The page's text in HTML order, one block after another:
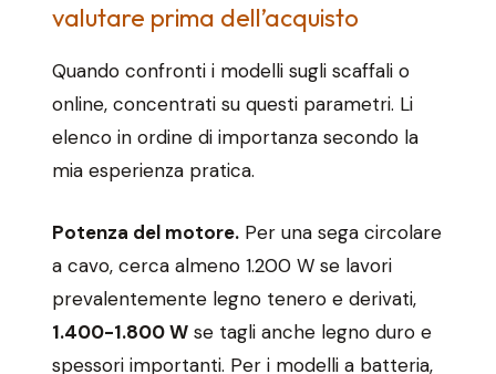
valutare prima dell’acquisto
Quando confronti i modelli sugli scaffali o
online, concentrati su questi parametri. Li
elenco in ordine di importanza secondo la
mia esperienza pratica.
Potenza del motore. Per una sega circolare
a cavo, cerca almeno 1.200 W se lavori
prevalentemente legno tenero e derivati,
1.400-1.800 W se tagli anche legno duro e
spessori importanti. Per i modelli a batteria,